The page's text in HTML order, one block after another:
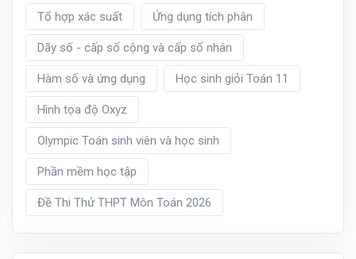
Tổ hợp xác suất Ứng dụng tích phân
Dãy số - cấp số cộng và cấp số nhân
Hàm số và ứng dụng Học sinh giỏi Toán 11
Hình tọa độ Oxyz
Olympic Toán sinh viên và học sinh
Phần mềm học tập
Đề Thi Thử THPT Môn Toán 2026